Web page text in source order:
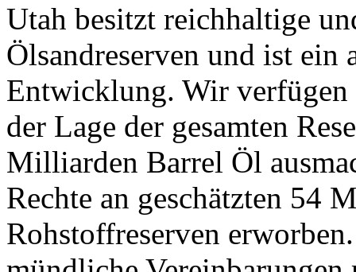
Utah besitzt reichhaltige
Ölsandreserven und ist
Entwicklung. Wir verfügen
der Lage der gesamten
Milliarden Barrel Öl
Rechte an geschätzten 54
Rohstoffreserven